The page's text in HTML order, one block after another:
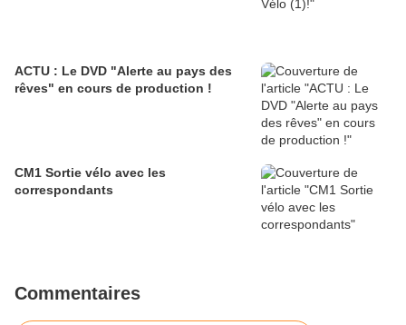
ACTU : Le DVD "Alerte au pays des
rêves" en cours de production !
CM1 Sortie vélo avec les
correspondants
Commentaires